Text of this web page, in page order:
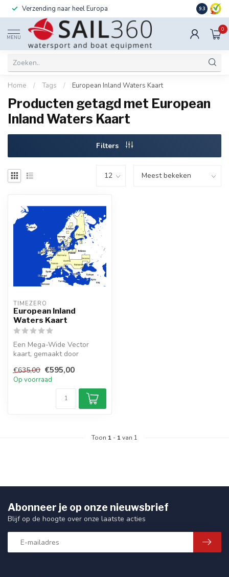
Verzending naar heel Europa Ook
9.3
MENU
0
Home / Tags / European Inland Waters Kaart
Producten getagd met European
Inland Waters Kaart
Filters
TIMEZERO
European Inland
Waters Kaart
Een Mega-Wide Vector
kaart, gemaakt door
Inland Waters...
€635,00 €595,00
Op voorraad
Toon 1 - 1van 1
Abonneer je op onze nieuwsbrief
Blijf op de hoogte over onze laatste acties